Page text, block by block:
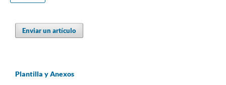
Enviar un artículo
Plantilla y Anexos